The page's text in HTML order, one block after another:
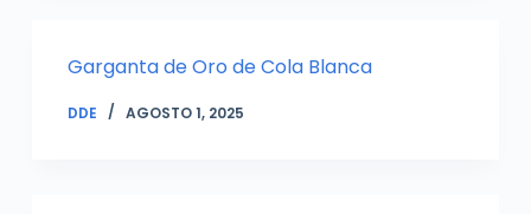
Garganta de Oro de Cola Blanca
DDE AGOSTO 1, 2025